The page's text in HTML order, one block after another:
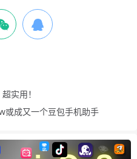
实用！
或成又一个豆包手机助手